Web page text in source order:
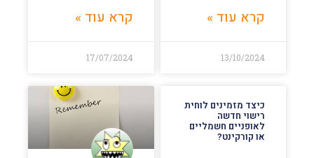
קרא עוד »
13/10/2024
קרא עוד »
17/07/2024
כיצד מזמינים לוחית
רישוי חדשה
לאופניים חשמליים
או קורקינט?